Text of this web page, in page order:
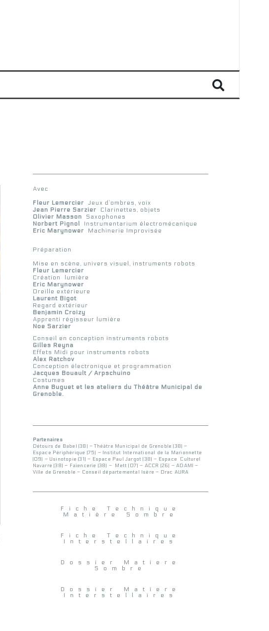
Avec
Fleur Lemercier Jeux d’ombres, voix
Jean Pierre Sarzier Clarinettes, objets
Olivier Masson Saxophones
Norbert Pignol
Instrumentarium électromécanique
Eric Marynower Machinerie Improvisée
Préparation
Mise en scène, univers visuel, instruments robots
Fleur Lemercier
Création lumière
Eric Marynower
Oreille extérieure
Laurent Bigot
Regard extérieur
Benjamin Croizy
Apprenti régisseur lumière
Noe Sarzier
Conseil en conception instruments robots
Gilles Reyna
Effets Midi pour instruments robots
Alex Ratchov
Conception électronique et programmation
Jacques Bouault / Arpschuino
Costumes
Anne Buguet et les ateliers du Théâtre Municipal de
Grenoble.
Partenaires
Détours de Babel (38) – Théâtre Municipal de Grenoble (38) –
Espace Périphérique (75) – Institut International de la Marionnette
(09) – Usinotopie (31) – Espace Paul Jargot (38) – Espace Culturel
Navarre (38) – Faïencerie (38) – Mett (07) – ACCR (26) – ADAMI –
Ville de Grenoble – Conseil départemental Isère – Drac AURA
Fiche Technique
Matière Sombre
Fiche Technique
Interstellaires
Dossier Matiere
Sombre
Dossier Matiere
Interstellaires